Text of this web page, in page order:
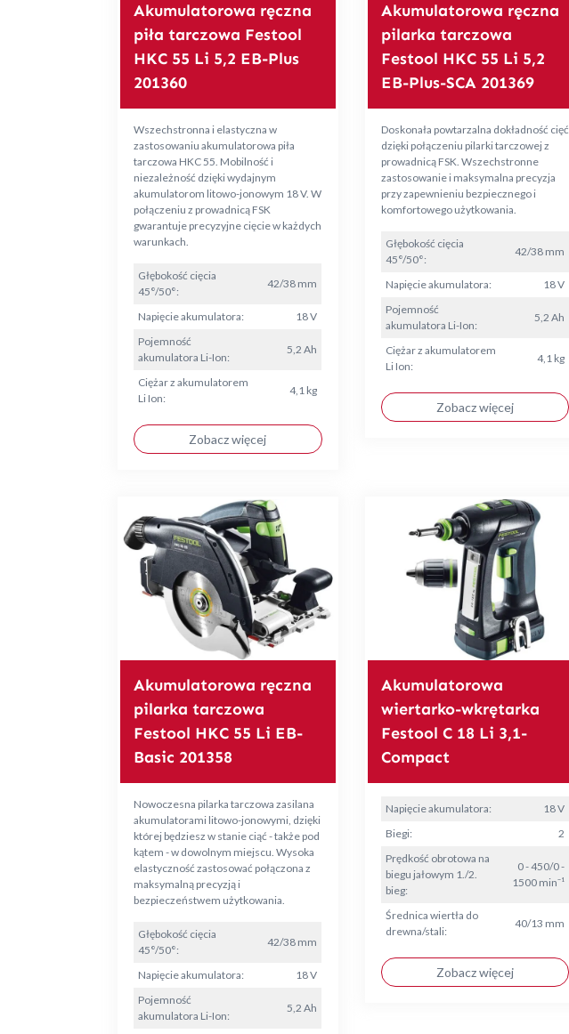
Akumulatorowa ręczna
piła tarczowa Festool
HKC 55 Li 5,2 EB-Plus
201360
Wszechstronna i elastyczna w
zastosowaniu akumulatorowa piła
tarczowa HKC 55. Mobilność i
niezależność dzięki wydajnym
akumulatorom litowo-jonowym 18 V. W
połączeniu z prowadnicą FSK
gwarantuje precyzyjne cięcie w każdych
warunkach.
Głębokość cięcia
45°/50°:
42/38 mm
Napięcie akumulatora:
18 V
Pojemność
akumulatora Li-Ion:
5,2 Ah
Ciężar z akumulatorem
Li Ion:
4,1 kg
Zobacz więcej
Akumulatorowa ręczna
pilarka tarczowa
Festool HKC 55 Li 5,2
EB-Plus-SCA 201369
Doskonała powtarzalna dokładność cięć
dzięki połączeniu pilarki tarczowej z
prowadnicą FSK. Wszechstronne
zastosowanie i maksymalna precyzja
przy zapewnieniu bezpiecznego i
komfortowego użytkowania.
Głębokość cięcia
45°/50°:
42/38 mm
Napięcie akumulatora:
18 V
Pojemność
akumulatora Li-Ion:
5,2 Ah
Ciężar z akumulatorem
Li Ion:
4,1 kg
Zobacz więcej
Akumulatorowa ręczna
pilarka tarczowa
Festool HKC 55 Li EB-
Basic 201358
Nowoczesna pilarka tarczowa zasilana
akumulatorami litowo-jonowymi, dzięki
której będziesz w stanie ciąć - także pod
kątem - w dowolnym miejscu. Wysoka
elastyczność zastosować połączona z
maksymalną precyzją i
bezpieczeństwem użytkowania.
Głębokość cięcia
45°/50°:
42/38 mm
Napięcie akumulatora:
18 V
Pojemność
akumulatora Li-Ion:
5,2 Ah
Akumulatorowa
wiertarko-wkrętarka
Festool C 18 Li 3,1-
Compact
Napięcie akumulatora:
18 V
Biegi:
2
Prędkość obrotowa na
biegu jałowym 1./2.
bieg:
0 - 450/0 -
1500 min⁻¹
Średnica wiertła do
drewna/stali:
40/13 mm
Zobacz więcej